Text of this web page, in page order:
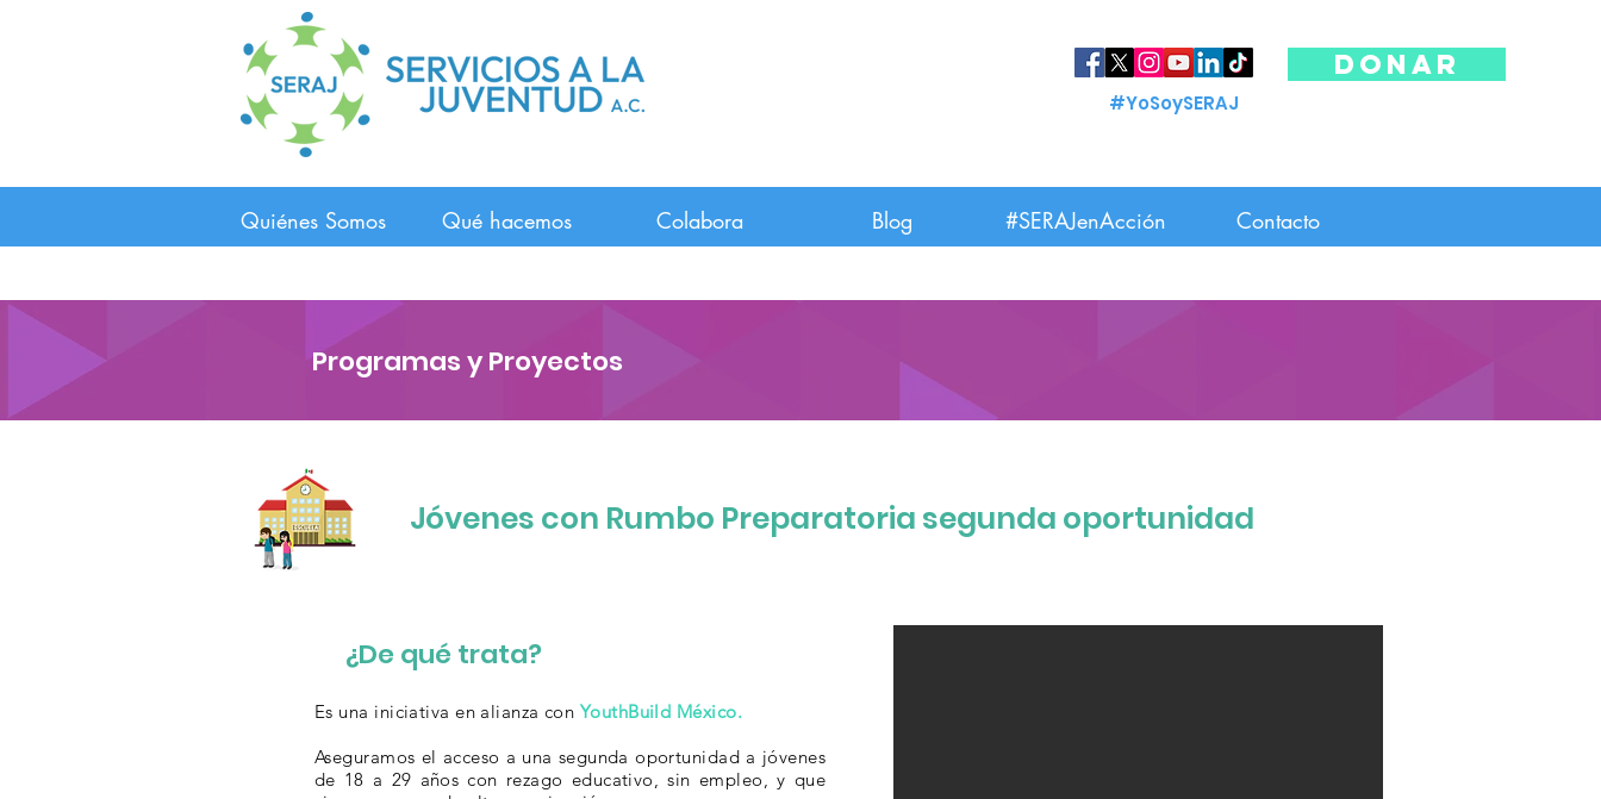
#YoSoySERAJ
DONAR
Quiénes Somos Qué hacemos Colabora Blog #SERAJenAcción Contacto
Programas y Proyectos
Jóvenes con Rumbo Preparatoria segunda oportunidad
¿De qué trata?
Es una iniciativa en alianza con YouthBuild México.
Aseguramos el acceso a una segunda oportunidad a jóvenes
de 18 a 29 años con rezago educativo, sin empleo, y que